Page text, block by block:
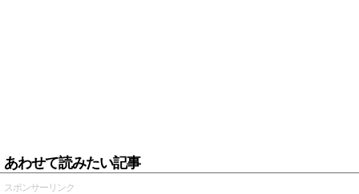
あわせて読みたい記事
スポンサーリンク